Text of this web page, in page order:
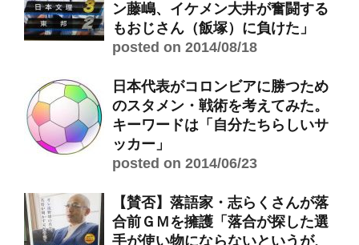
ン藤嶋、イケメン大井が奮闘する
もおじさん（飯塚）に負けた」
posted on 2014/08/18
日本代表がコロンビアに勝つため
のスタメン・戦術を考えてみた。
キーワードは「自分たちらしいサ
ッカー」
posted on 2014/06/23
【賛否】落語家・志らくさんが落
合前ＧＭを擁護「落合が探した選
手が使い物にならないというが、